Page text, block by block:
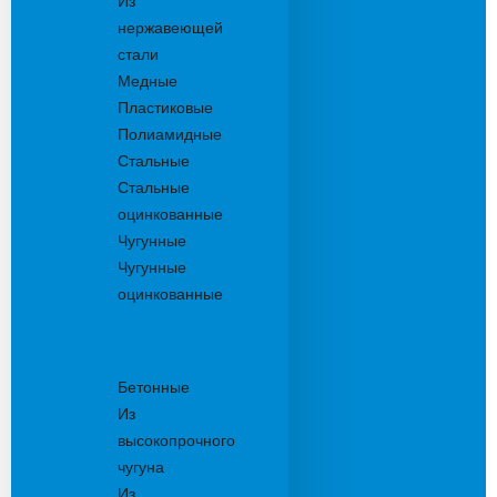
нержавеющей
стали
Медные
Пластиковые
Полиамидные
Стальные
Стальные
оцинкованные
Чугунные
Чугунные
оцинкованные
Бетонные
Из
высокопрочного
чугуна